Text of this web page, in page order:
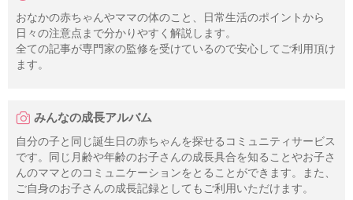
おなかの赤ちゃんやママの体のこと、日常生活のポイントから
日々の注意点まで分かりやすく解説します。
全ての記事が専門家の監修を受けているので安心してご利用頂け
ます。
みんなの成長アルバム
自分の子と同じ誕生日の赤ちゃんを探せるコミュニティサービス
です。同じ月齢や年齢のお子さんの成長具合を知ることやお子さ
んのママとのコミュニケーションをとることができます。また、
ご自身のお子さんの成長記録としてもご利用いただけます。